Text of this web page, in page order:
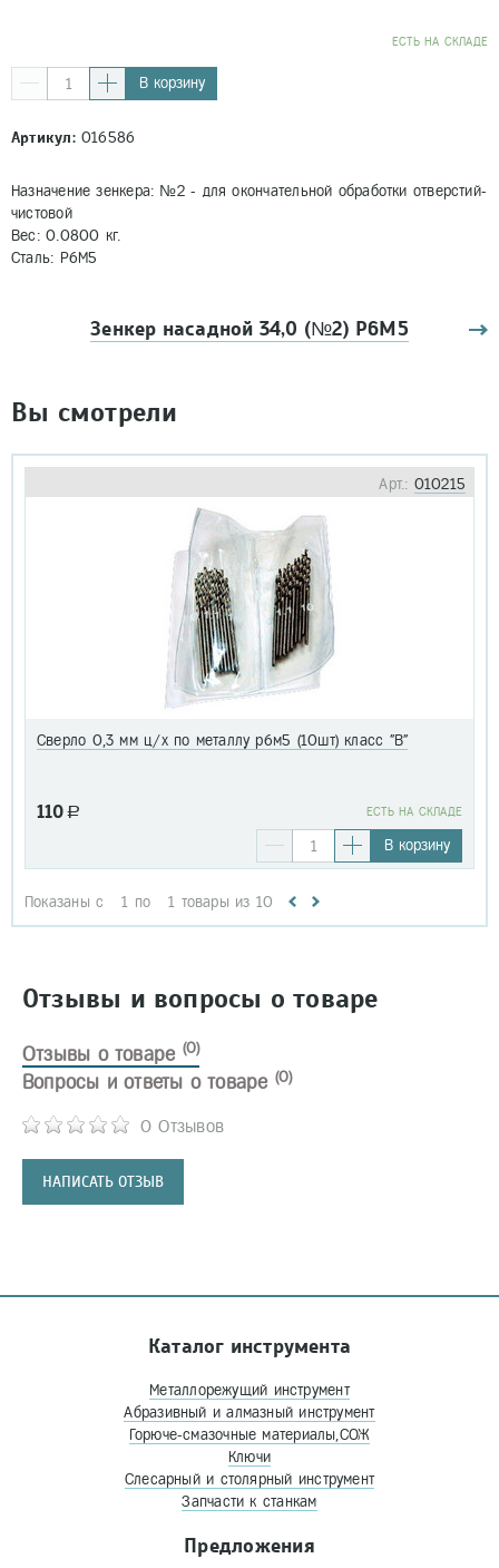
EСТЬ НА СКЛАДЕ
В корзину
Артикул:016586
Назначение зенкера: №2 - для окончательной обработки отверстий-
чистовой
Вес: 0.0800 кг.
Сталь: Р6М5
Зенкер насадной 34,0 (№2) Р6М5
Вы смотрели
Арт.: 010215
Сверло 0,3 мм ц/х по металлу р6м5 (10шт) класс "В"
110 a EСТЬ НА СКЛАДЕ
В корзину
Показаны с 1 по 1 товары из 10
Отзывы и вопросы о товаре
Отзывы о товаре (0)
0 Отзывов
НАПИСАТЬ ОТЗЫВ
Вопросы и ответы о товаре (0)
Каталог инструмента
Металлорежущий инструмент
Абразивный и алмазный инструмент
Горюче-смазочные материалы,СОЖ
Ключи
Слесарный и столярный инструмент
Запчасти к станкам
Предложения